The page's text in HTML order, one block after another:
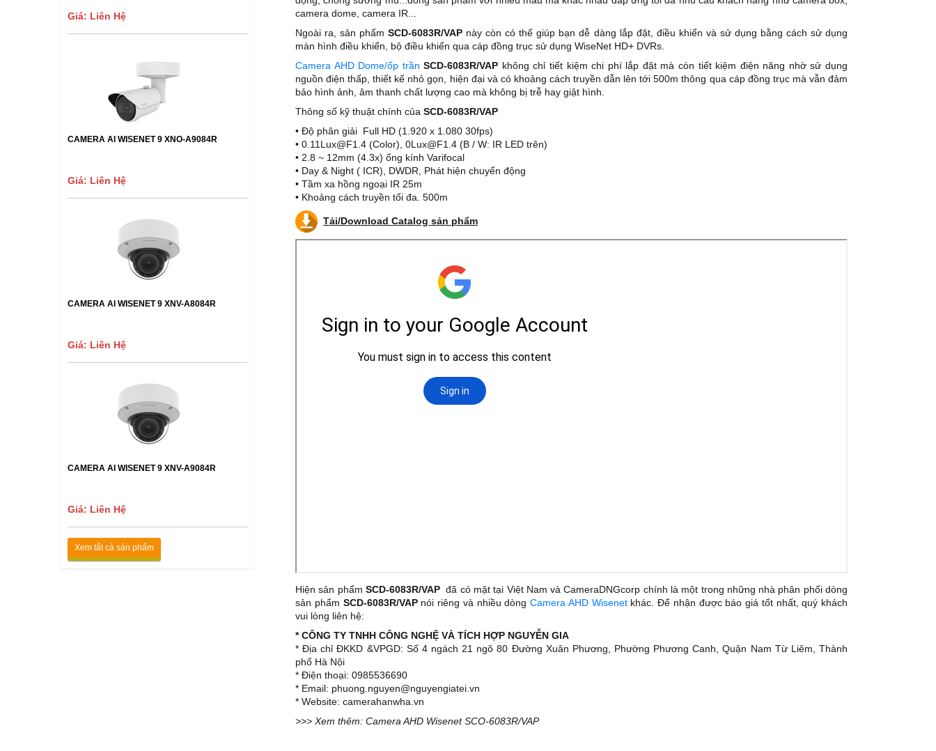
Giá: Liên Hệ
CAMERA AI WISENET 9 XNO-A9084R
Giá: Liên Hệ
CAMERA AI WISENET 9 XNV-A8084R
Giá: Liên Hệ
CAMERA AI WISENET 9 XNV-A9084R
Giá: Liên Hệ
Xem tất cả sản phẩm
camera dome, camera IR...
Ngoài ra, sản phẩmSCD-6083R/VAP này còn có thể giúp bạn dễ dàng lắp đặt, điều khiển và sử dụng bằng cách sử dụng
màn hình điều khiển, bộ điều khiển qua cáp đồng trục sử dụng WiseNet HD+ DVRs.
Camera AHD Dome/ốp trần SCD-6083R/VAP không chỉ tiết kiệm chi phí lắp đặt mà còn tiết kiệm điện năng nhờ sử dụng
nguồn điện thấp, thiết kế nhỏ gọn, hiện đại và có khoảng cách truyền dẫn lên tới 500m thông qua cáp đồng trục mà vẫn đảm
bảo hình ảnh, âm thanh chất lượng cao mà không bị trễ hay giật hình.
Thông số kỹ thuật chính của SCD-6083R/VAP
• Độ phân giải Full HD (1.920 x 1.080 30fps)
• 0.11Lux@F1.4 (Color), 0Lux@F1.4 (B / W: IR LED trên)
• 2.8 ~ 12mm (4.3x) ống kính Varifocal
• Day & Night ( ICR), DWDR, Phát hiện chuyển động
• Tầm xa hồng ngoại IR 25m
• Khoảng cách truyền tối đa. 500m
Tải/Download Catalog sản phẩm
Hiện sản phẩm SCD-6083R/VAPđã có mặt tại Việt Nam và CameraDNGcorp chính là một trong những nhà phân phối dòng
sản phẩm SCD-6083R/VAPnói riêng và nhiều dòng Camera AHD Wisenet khác. Để nhận được báo giá tốt nhất, quý khách
vui lòng liên hệ:
* CÔNG TY TNHH CÔNG NGHỆ VÀ TÍCH HỢP NGUYỄN GIA
* Địa chỉ ĐKKD &VPGD: Số 4 ngách 21 ngõ 80 Đường Xuân Phương, Phường Phương Canh, Quận Nam Từ Liêm, Thành
phố Hà Nội
* Điện thoại: 0985536690
* Email: phuong.nguyen@nguyengiatei.vn
* Website: camerahanwha.vn
>>> Xem thêm: Camera AHD Wisenet SCO-6083R/VAP